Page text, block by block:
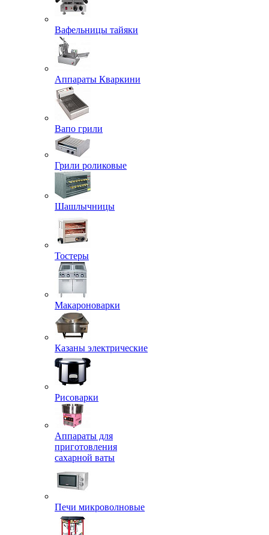
Вафельницы тайяки
Аппараты Кваркини
Вапо грили
Грили роликовые
Шашлычницы
Тостеры
Макароноварки
Казаны электрические
Рисоварки
Аппараты для
приготовления
сахарной ваты
Печи микроволновые